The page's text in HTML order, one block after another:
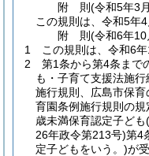
附 則(令和5年3
この規則は、令和5年
附 則(令和6年
1
この規則は、令和6
2
第1条から第4条まで
も・子育て支援法施
施行規則、広島市保
育園条例施行規則の
歳未満保育認定子ども
26年政令第213号)第4
定子どもをいう。)が